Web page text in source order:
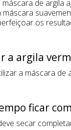
máscara de argila
máscara
os
a argila
a máscara
ficar
secar